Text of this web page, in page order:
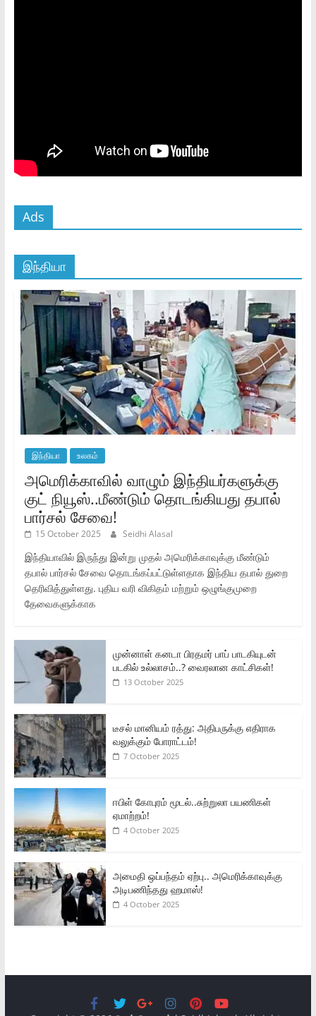
Ads
இந்தியா
இந்தியா உலகம்
அமெரிக்காவில் வாழும் இந்தியர்களுக்கு
குட் நியூஸ்..மீண்டும் தொடங்கியது தபால்
பார்சல் சேவை!
15 October 2025 Seidhi Alasal
இந்தியாவில் இருந்து இன்று முதல் அமெரிக்காவுக்கு மீண்டும்
தபால் பார்சல் சேவை தொடங்கப்பட்டுள்ளதாக இந்திய தபால் துறை
தெரிவித்துள்ளது. புதிய வரி விகிதம் மற்றும் ஒழுங்குமுறை
தேவைகளுக்காக
முன்னாள் கனடா பிரதமர் பாப் பாடகியுடன்
படகில் உல்லாசம்..? வைரலான காட்சிகள்!
13 October 2025
டீசல் மானியம் ரத்து: அதிபருக்கு எதிராக
வலுக்கும் போராட்டம்!
7 October 2025
ஈபிள் கோபுரம் மூடல்..சுற்றுலா பயணிகள்
ஏமாற்றம்!
4 October 2025
அமைதி ஒப்பந்தம் ஏற்பு.. அமெரிக்காவுக்கு
அடிபணிந்தது ஹமாஸ்!
4 October 2025